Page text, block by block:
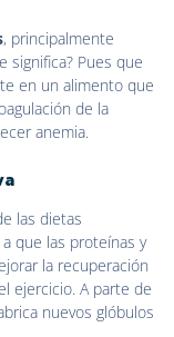
, principalmente
significa? Pues que
en un alimento que
de la
anemia.
las dietas
que las proteínas y
la recuperación
ejercicio. A parte de
nuevos glóbulos